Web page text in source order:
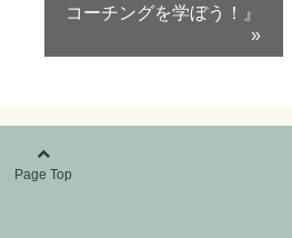
コーチングを学ぼう！』
»
Page Top